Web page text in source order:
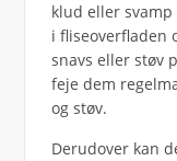
klud eller
i fliseoverfladen
snavs eller støv
feje dem
og støv.
Derudover kan